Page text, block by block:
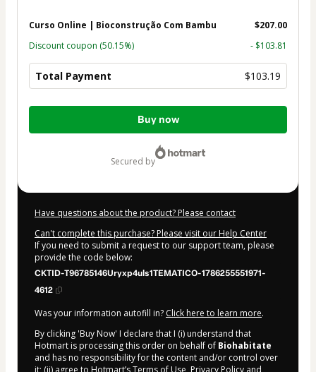
Curso Online | Bioconstrução Com Bambu
$207.00
Discount coupon (50.15%) - $103.81
Total Payment $103.19
Total
$103.19
Buy now
secured by
Have questions about the product? Please contact
Can't complete this purchase? Please visit our Help Center
If you need to submit a request to our support team, please
provide the code below:
CKTID-T96785146Uryxp4uls1TEMATICO-1786255551971-
4612
Was your information autofill in? Click here to learn more.
By clicking 'Buy Now' I declare that I (i) understand that
Hotmart is processing this order on behalf of Biohabitate
and has no responsibility for the content and/or control over
it; (ii) agree to Hotmart’sTerms of Use, Privacy Policy and